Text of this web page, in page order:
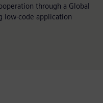
through a Global
low-code application